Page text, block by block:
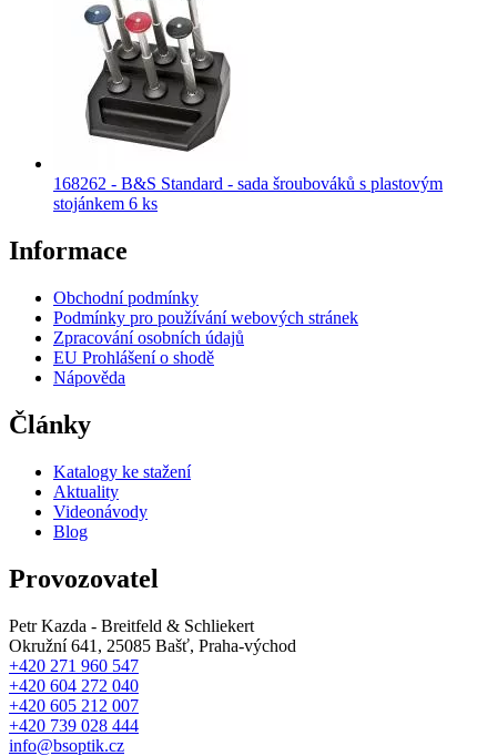
168262 - B&S Standard - sada šroubováků s plastovým
stojánkem 6 ks
Informace
Obchodní podmínky
Podmínky pro používání webových stránek
Zpracování osobních údajů
EU Prohlášení o shodě
Nápověda
Články
Katalogy ke stažení
Aktuality
Videonávody
Blog
Provozovatel
Petr Kazda - Breitfeld & Schliekert
Okružní 641, 25085 Bašť, Praha-východ
+420 271 960 547
+420 604 272 040
+420 605 212 007
+420 739 028 444
info@bsoptik.cz